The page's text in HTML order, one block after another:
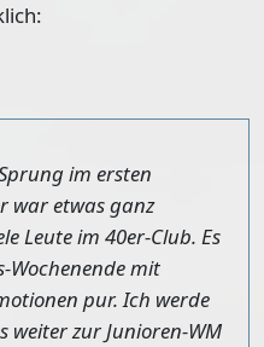
im ersten
war etwas ganz
Leute im 40er-Club. Es
Wochenende mit
pur. Ich werde
weiter zur Junioren-WM